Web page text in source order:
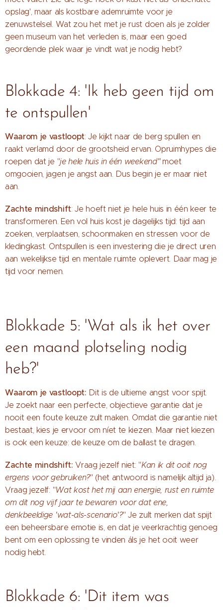
opslag', maar als kostbare ademruimte voor je
zenuwstelsel. Wat zou het met je rust doen als je zolder
geen museum van het verleden is, maar een goed
geordende plek waar je vindt wat je nodig hebt?
Blokkade 4: 'Ik heb geen tijd om
te ontspullen'
Waarom je vastloopt: Je kijkt naar de berg spullen en
raakt verlamd door de grootsheid ervan. Opruimhypes die
roepen dat je "je hele huis in één weekend"moet
omgooien, jagen je angst aan. Dus begin je er maar niet
aan.
Zachte mindshift: Je hoeft niet je hele huis in één keer te
transformeren. Een vol huis kost je dagelijks tijd: tijd aan
zoeken, verplaatsen, schoonmaken en stressen voor de
kledingkast. Ontspullen is een investering die je direct uren
aan wekelijkse tijd en mentale ruimte oplevert. Daar mag je
tijd voor nemen.
Blokkade 5: 'Wat als ik het over
een maand plotseling nodig
heb?'
Waarom je vastloopt: Dit is de ultieme angst voor spijt.
Je zoekt naar een perfecte, objectieve garantie dat je
nooit een foute keuze zult maken. Omdat die garantie niet
bestaat, kies je ervoor om níet te kiezen. Maar niet kiezen
is ook een keuze: de keuze om de ballast te dragen.
Zachte mindshift:Vraag jezelf niet: "Kan ik dit ooit nog
ergens voor gebruiken?" (het antwoord is namelijk altijd ja).
Vraag jezelf: "Wat kost het mij aan energie, rust en ruimte
om dit nog vijf jaar te bewaren voor dat ene,
denkbeeldige 'wat-als-scenario'?" Je zult merken dat spijt
een beheersbare emotie is, en dat je veerkrachtig genoeg
bent om een oplossing te vinden áls je het ooit weer
nodig hebt.
Blokkade 6: 'Dit item was